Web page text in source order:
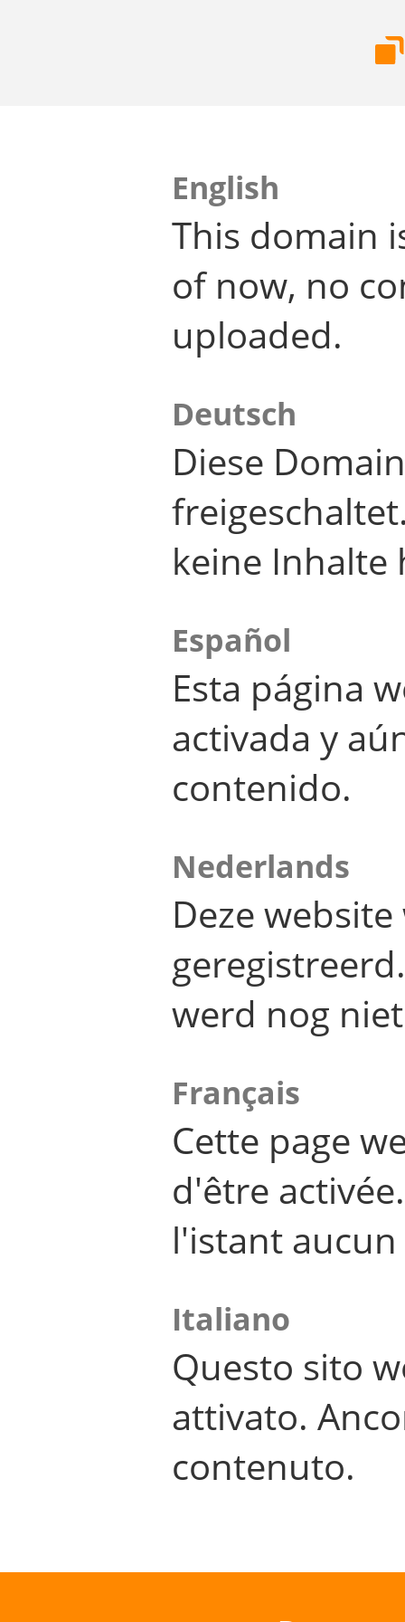
English
This domain
of now, no
uploaded.
Deutsch
Diese
keine Inhalte
Español
Esta página
activada y
contenido.
Nederlands
Deze
werd nog
Français
Cette page
d'être
l'istant
Italiano
Questo sito
attivato.
contenuto.